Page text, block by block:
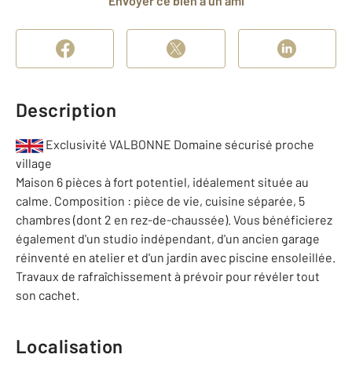
Description
Exclusivité VALBONNE Domaine sécurisé proche
village
Maison 6 pièces à fort potentiel, idéalement située au
calme. Composition : pièce de vie, cuisine séparée, 5
chambres (dont 2 en rez-de-chaussée). Vous bénéficierez
également d'un studio indépendant, d'un ancien garage
réinventé en atelier et d'un jardin avec piscine ensoleillée.
Travaux de rafraîchissement à prévoir pour révéler tout
son cachet.
Localisation